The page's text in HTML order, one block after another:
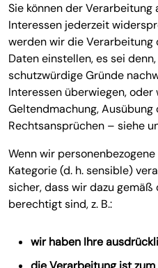
Sie können der
Interessen jederzeit
werden wir die Verarbeitung
Daten einstellen, es sei
schutzwürdige Gründe
Interessen überwiegen,
Geltendmachung,
Rechtsansprüchen – siehe
Wenn wir
Kategorie (d. h. sensible)
sicher, dass wir dazu
berechtigt sind, z. B.:
wir haben Ihre